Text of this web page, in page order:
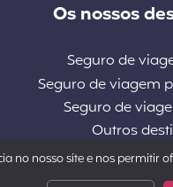
Os nossos
Seguro de
Seguro de viagem
Seguro de
Outros
no nosso site e nos permitir